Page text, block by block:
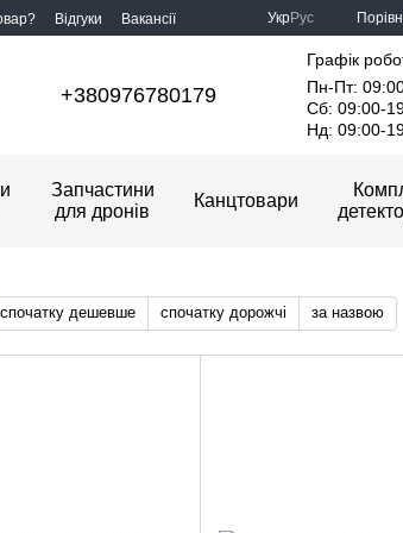
Відгуки Вакансії УкрРус
+380976780179
Графік
Пн-Пт:
Сб: 09:00-
Нд: 09:00-
Запчастини
для дронів
Канцтовари
спочатку дешевше спочатку дорожчі за назвою